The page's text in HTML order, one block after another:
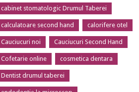
cabinet stomatologic Drumul Taberei
calculatoare second hand calorifere otel
Cauciucuri noi Cauciucuri Second Hand
Cofetarie online cosmetica dentara
Dentist drumul taberei